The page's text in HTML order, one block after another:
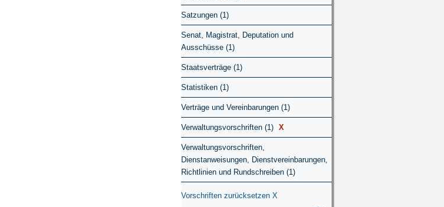
Satzungen (1)
Senat, Magistrat, Deputation und
Ausschüsse (1)
Staatsverträge (1)
Statistiken (1)
Verträge und Vereinbarungen (1)
Verwaltungsvorschriften (1) X
Verwaltungsvorschriften,
Dienstanweisungen, Dienstvereinbarungen,
Richtlinien und Rundschreiben (1)
Vorschriften zurücksetzen X